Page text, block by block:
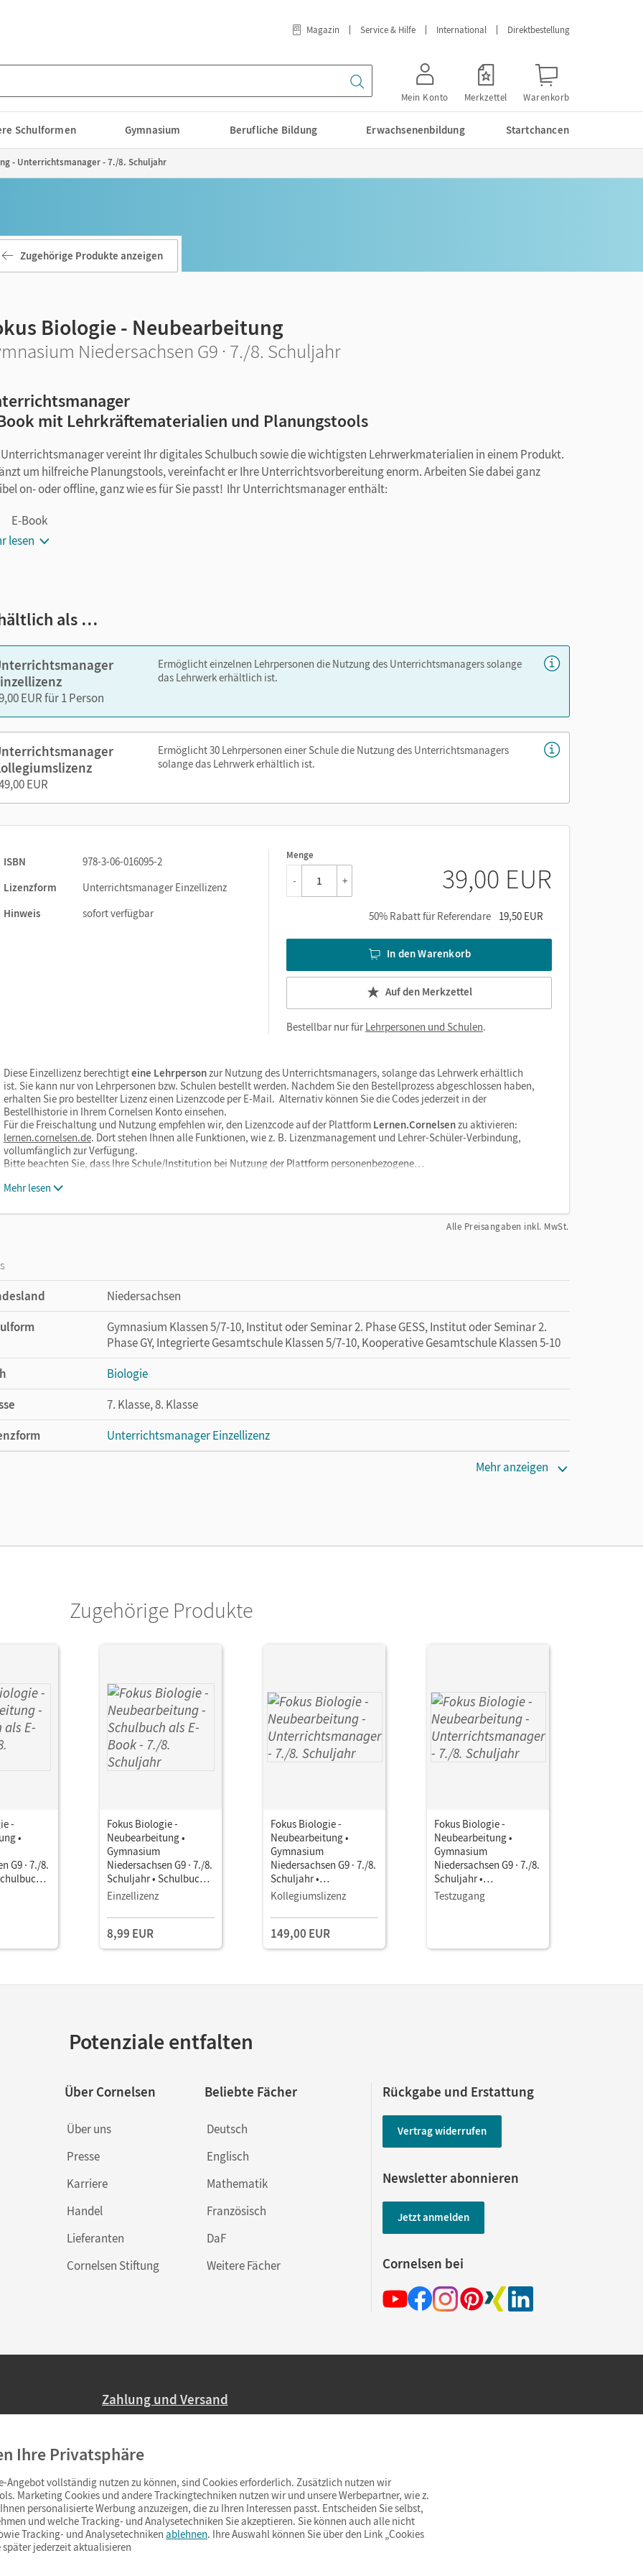
Magazin Service & Hilfe International Direktbestellung
Mein Konto Merkzettel Warenkorb
Schulformen Gymnasium Berufliche Bildung Erwachsenenbildung Startchancen
- Unterrichtsmanager - 7./8. Schuljahr
Zugehörige Produkte anzeigen
Biologie - Neubearbeitung
Niedersachsen G9 · 7./8. Schuljahr
mit Lehrkräftematerialien und Planungstools
vereint Ihr digitales Schulbuch sowie die wichtigsten Lehrwerkmaterialien in einem Produkt.
um hilfreiche Planungstools, vereinfacht er Ihre Unterrichtsvorbereitung enorm. Arbeiten Sie dabei ganz
on- oder offline, ganz wie es für Sie passt! Ihr Unterrichtsmanager enthält:
E-Book
kapitelgenaue Materialanordnung
Kopiervorlagen
editierbare Gefährdungsbeurteilungen
editierbarer Stoffverteilungsplan
Sie den Unterrichtsmanager auf lernen.cornelsen.de oder über die Cornelsen Lernen App.
lesen
als …
EUR für 1 Person
Ermöglicht einzelnen Lehrpersonen die Nutzung des Unterrichtsmanagers solange
das Lehrwerk erhältlich ist.
EUR
Ermöglicht 30 Lehrpersonen einer Schule die Nutzung des Unterrichtsmanagers
solange das Lehrwerk erhältlich ist.
ISBN
978-3-06-016095-2
Lizenzform
Unterrichtsmanager Einzellizenz
Hinweis
sofort verfügbar
Menge
1
- + 39,00 EUR
50% Rabatt für Referendare 19,50 EUR
In den Warenkorb
Auf den Merkzettel
Bestellbar nur fürLehrpersonen und Schulen.
Diese Einzellizenz berechtigteine Lehrpersonzur Nutzung des Unterrichtsmanagers, solange das Lehrwerk erhältlich
ist. Sie kann nur von Lehrpersonen bzw. Schulen bestellt werden. Nachdem Sie den Bestellprozess abgeschlossen haben,
erhalten Sie pro bestellter Lizenz einen Lizenzcode per E-Mail. Alternativ können Sie die Codes jederzeit in der
Bestellhistorie in Ihrem Cornelsen Konto einsehen.
Für die Freischaltung und Nutzung empfehlen wir, den Lizenzcode auf der Plattform Lernen.Cornelsenzu aktivieren:
lernen.cornelsen.de. Dort stehen Ihnen alle Funktionen, wie z. B. Lizenzmanagement und Lehrer-Schüler-Verbindung,
vollumfänglich zur Verfügung.
Bitte beachten Sie, dass Ihre Schule/Institution bei Nutzung der Plattform personenbezogene…
Mehr lesen
Alle Preisangaben inkl. MwSt.
Niedersachsen
Gymnasium Klassen 5/7-10, Institut oder Seminar 2. Phase GESS, Institut oder Seminar 2.
Phase GY, Integrierte Gesamtschule Klassen 5/7-10, Kooperative Gesamtschule Klassen 5-10
Biologie
7. Klasse, 8. Klasse
Unterrichtsmanager Einzellizenz
Cornelsen Verlag
Mehr anzeigen
Zugehörige Produkte
-
•
G9 · 7./8.
Fokus Biologie -
Neubearbeitung •
Gymnasium
Niedersachsen G9 · 7./8.
Schuljahr • Schulbuch
als E-Book
Einzellizenz
8,99 EUR
Fokus Biologie -
Neubearbeitung •
Gymnasium
Niedersachsen G9 · 7./8.
Schuljahr •
Unterrichtsmanager E-
Book mit
Lehrkräftematerialien
und Planungstools
Kollegiumslizenz
149,00 EUR
Fokus Biologie -
Neubearbeitung •
Gymnasium
Niedersachsen G9 · 7./8.
Schuljahr •
Unterrichtsmanager E-
Book mit
(Test-Zugang 90 Tage)
Testzugang
Potenziale entfalten
Über Cornelsen
Über uns
Presse
Karriere
Handel
Lieferanten
Cornelsen Stiftung
Beliebte Fächer
Deutsch
Englisch
Mathematik
Französisch
DaF
Weitere Fächer
Rückgabe und Erstattung
Vertrag widerrufen
Newsletter abonnieren
Jetzt anmelden
Cornelsen bei
Zahlung und Versand
Ab 59,– EUR Bestellwert liefern wir versandkostenfrei innerhalb Deutschlands
(Lieferung in 3–6 Tagen).
Ihre Privatsphäre
Angebot vollständig nutzen zu können, sind Cookies erforderlich. Zusätzlich nutzen wir
Marketing Cookies und andere Trackingtechniken nutzen wir und unsere Werbepartner, wie z.
personalisierte Werbung anzuzeigen, die zu Ihren Interessen passt. Entscheiden Sie selbst,
und welche Tracking- und Analysetechniken Sie akzeptieren. Sie können auch alle nicht
Tracking- und Analysetechniken ablehnen. Ihre Auswahl können Sie über den Link „Cookies
später jederzeit aktualisieren